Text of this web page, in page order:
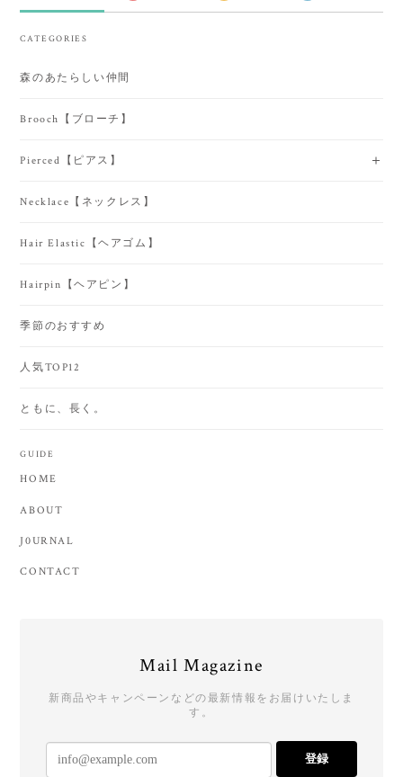
CATEGORIES
森のあたらしい仲間
Brooch【ブローチ】
Pierced【ピアス】
Necklace【ネックレス】
Hair Elastic【ヘアゴム】
Hairpin【ヘアピン】
季節のおすすめ
人気TOP12
ともに、長く。
GUIDE
HOME
ABOUT
J0URNAL
CONTACT
Mail Magazine
新商品やキャンペーンなどの最新情報をお届けいたしま
す。
登録